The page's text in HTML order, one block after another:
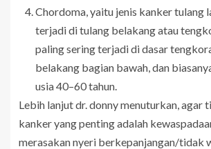
Chordoma, yaitu jenis kanker tulang
terjadi di tulang belakang atau
paling sering terjadi di dasar
belakang bagian bawah, dan
usia 40–60 tahun.
Lebih lanjut dr. donny menuturkan, agar
kanker yang penting adalah
merasakan nyeri berkepanjangan/tidak